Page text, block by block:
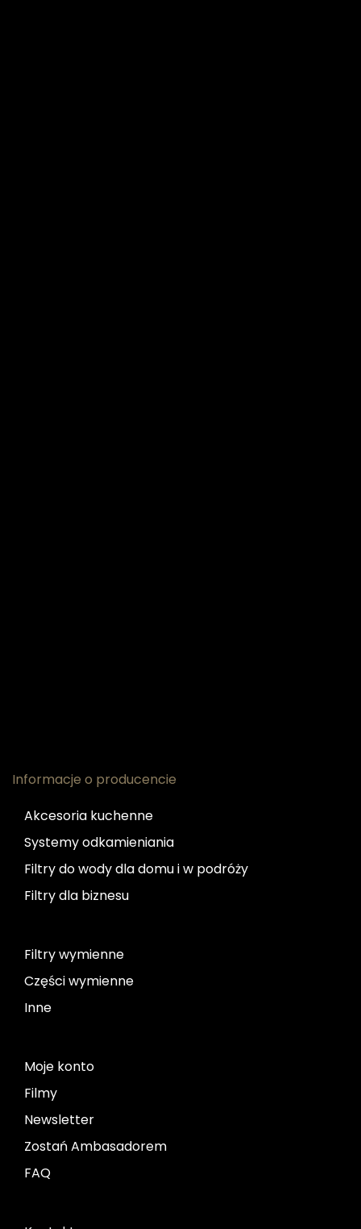
Informacje o producencie
Akcesoria kuchenne
Systemy odkamieniania
Filtry do wody dla domu i w podróży
Filtry dla biznesu
Filtry wymienne
Części wymienne
Inne
Moje konto
Filmy
Newsletter
Zostań Ambasadorem
FAQ